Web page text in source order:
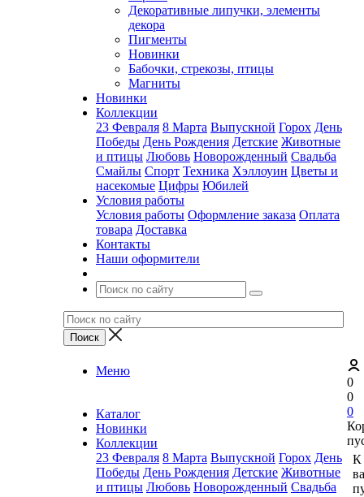
Декоративные липучки, элементы
декора
Пигменты
Новинки
Бабочки, стрекозы, птицы
Магниты
Новинки
Коллекции
23 Февраля 8 Марта Выпускной Горох День
Победы День Рождения Детские Животные
и птицы Любовь Новорожденный Свадьба
Смайлы Спорт Техника Хэллоуин Цветы и
насекомые Цифры Юбилей
Условия работы
Условия работы Оформление заказа Оплата
товара Доставка
Контакты
Наши оформители
Меню
Каталог
Новинки
Коллекции
23 Февраля 8 Марта Выпускной Горох День
Победы День Рождения Детские Животные
и птицы Любовь Новорожденный Свадьба
0
0
0
К